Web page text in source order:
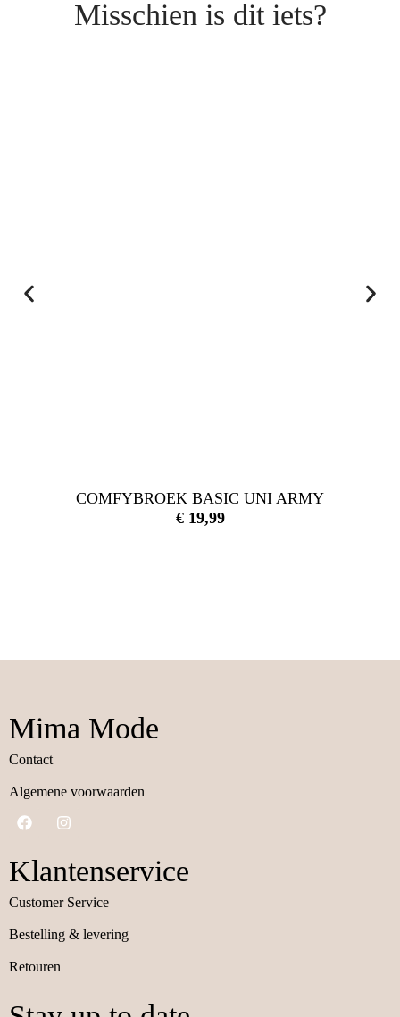
Misschien is dit iets?
COMFYBROEK BASIC UNI ARMY
€19,99
Mima Mode
Contact
Algemene voorwaarden
Klantenservice
Customer Service
Bestelling & levering
Retouren